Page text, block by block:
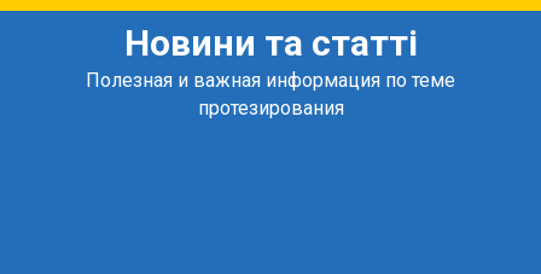
Новини та статті
Полезная и важная информация по теме
протезирования